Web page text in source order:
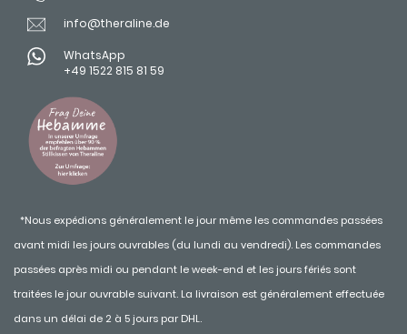
info@theraline.de
WhatsApp
+49 1522 815 81 59
*Nous expédions généralement le jour même les commandes passées
avant midi les jours ouvrables (du lundi au vendredi). Les commandes
passées après midi ou pendant le week-end et les jours fériés sont
traitées le jour ouvrable suivant. La livraison est généralement effectuée
dans un délai de 2 à 5 jours par DHL.